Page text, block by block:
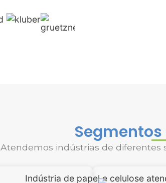
Atendemos indústrias de